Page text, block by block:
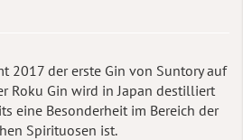
2017 der erste Gin von Suntory auf
Roku Gin wird in Japan destilliert
eine Besonderheit im Bereich der
Spirituosen ist.